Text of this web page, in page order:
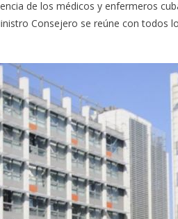
de los médicos y enfermeros
Consejero se reúne con todos